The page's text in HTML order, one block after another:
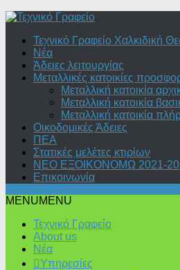
Skip
contentΤεχνικό Γραφείο Χαλκιδική
Νέα
Άδειες λειτουργίας
Μεταλλικές κατοικίες
Μεταλλική κατοικία
Μεταλλική κατοικία
Μεταλλική κατοικία
Οικοδομικές Άδειες
ΠΕΑ
Στατικές μελέτες κτιρίων
ΝΕΟ ΕΞΟΙΚΟΝΟΜΩ 2021-
Επικοινωνία
MENUMENU
Τεχνικό Γραφείο
About us
Νέα
Υπηρεσίες